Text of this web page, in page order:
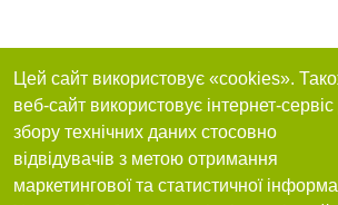
Цей сайт використовує «cookies».
веб-сайт використовує інтернет-
збору технічних даних стосовно
відвідувачів з метою отримання
маркетингової та статистичної